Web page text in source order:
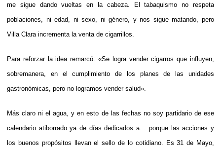
me sigue dando vueltas en la cabeza. El tabaquismo no respeta
poblaciones, ni edad, ni sexo, ni género, y nos sigue matando, pero
Villa Clara incrementa la venta de cigarrillos.
Para reforzar la idea remarcó: «Se logra vender cigarros que influyen,
sobremanera, en el cumplimiento de los planes de las unidades
gastronómicas, pero no logramos vender salud».
Más claro ni el agua, y en esto de las fechas no soy partidario de ese
calendario atiborrado ya de días dedicados a… porque las acciones y
los buenos propósitos llevan el sello de lo cotidiano. Es 31 de Mayo,